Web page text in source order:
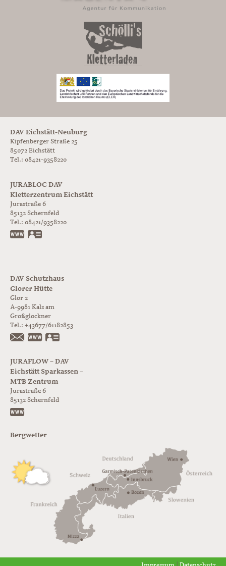
DAV Eichstätt-Neuburg
Kipfenberger Straße 25
85072 Eichstätt
Tel.: 08421-9358220
JURABLOC DAV
Kletterzentrum Eichstätt
Jurastraße 6
85132 Schernfeld
Tel.: 08421/9358220
www.jurabloc.de
DAV Schutzhaus
Glorer Hütte
Glor 2
A-9981 Kals am
Großglockner
Tel.: +43677/61182853
https://www.glorer-huette.at/
JURAFLOW – DAV
Eichstätt Sparkassen –
MTB Zentrum
Jurastraße 6
85132 Schernfeld
Bergwetter